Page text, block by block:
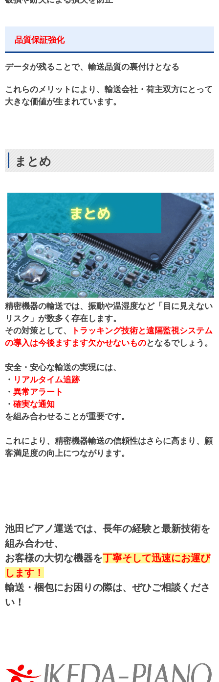
品質保証強化
データが残ることで、輸送品質の裏付けとなる
これらのメリットにより、輸送会社・荷主双方にとって
大きな価値が生まれています。
まとめ
精密機器の輸送では、振動や温湿度など「目に見えない
リスク」が数多く存在します。
その対策として、
トラッキング技術と遠隔監視システム
の導入は今後ますます欠かせないものとなるでしょう。
安全・安心な輸送の実現には、
・ リアルタイム追跡
・ 異常アラート
・ 確実な通知
を組み合わせることが重要です。
これにより、精密機器輸送の信頼性はさらに高まり、顧
客満足度の向上につながります。
池田ピアノ運送では、長年の経験と最新技術を
組み合わせ、
お客様の大切な機器を丁寧そして迅速にお運び
します！
輸送・梱包にお困りの際は、ぜひご相談くださ
い！